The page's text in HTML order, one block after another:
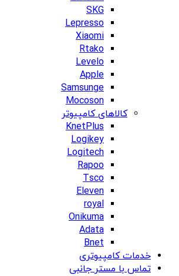
SKG
Lepresso
Xiaomi
Rtako
Levelo
Apple
Samsunge
Mocoson
کالاهای کامپیوتر
KnetPlus
Logikey
Logitech
Rapoo
Tsco
Eleven
royal
Onikuma
Adata
Bnet
خدمات کامپیوتری
تماس با مستر جانبی